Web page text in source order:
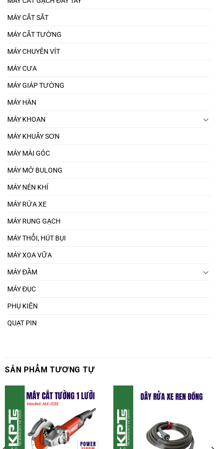
MÁY CẮT SẮT
MÁY CẮT TƯỜNG
MÁY CHUYÊN VÍT
MÁY CƯA
MÁY GIÁP TƯỜNG
MÁY HÀN
MÁY KHOAN
MÁY KHUẤY SƠN
MÁY MÀI GÓC
MÁY MỞ BULONG
MÁY NÉN KHÍ
MÁY RỬA XE
MÁY RUNG GẠCH
MÁY THỔI, HÚT BỤI
MÁY XOA VỮA
MÁY ĐẦM
MÁY ĐỤC
PHỤ KIỆN
QUẠT PIN
SẢN PHẨM TƯƠNG TỰ